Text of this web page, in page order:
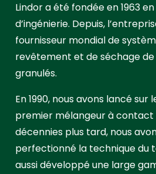
Lindor a été fondée en 1963
d’ingénierie. Depuis,
fournisseur mondial de
revêtement et de séchage
granulés.
En 1990, nous avons lancé sur
premier mélangeur à contact
décennies plus tard, nous
perfectionné la technique du
aussi développé une large